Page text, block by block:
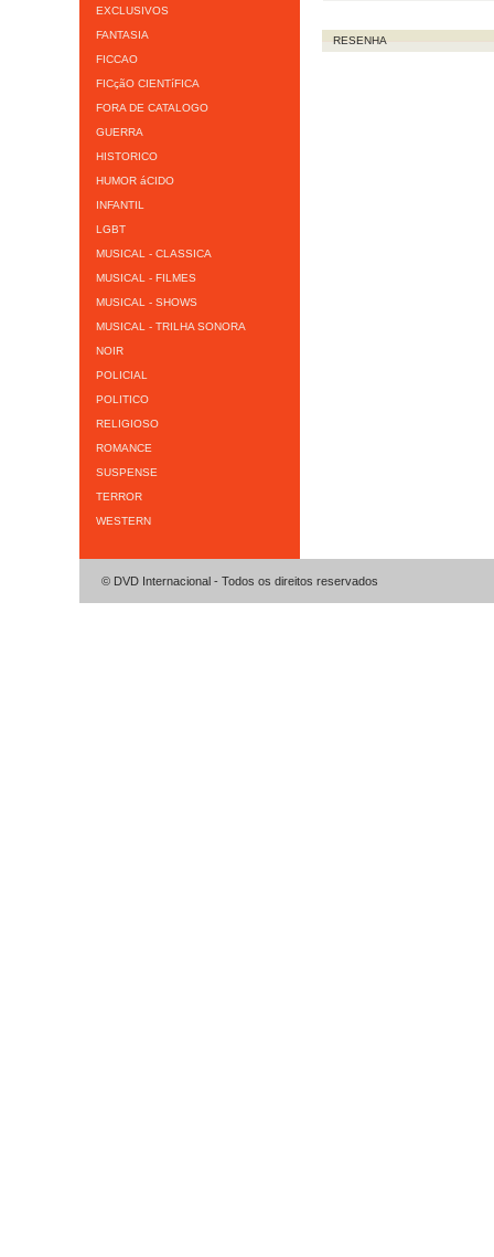
EXCLUSIVOS
FANTASIA
FICCAO
FICçãO CIENTíFICA
FORA DE CATALOGO
GUERRA
HISTORICO
HUMOR áCIDO
INFANTIL
LGBT
MUSICAL - CLASSICA
MUSICAL - FILMES
MUSICAL - SHOWS
MUSICAL - TRILHA SONORA
NOIR
POLICIAL
POLITICO
RELIGIOSO
ROMANCE
SUSPENSE
TERROR
WESTERN
RESENHA
© DVD Internacional - Todos os direitos reservados